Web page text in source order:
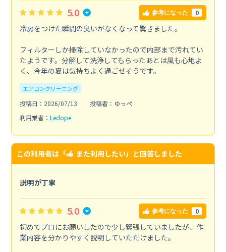
5.0 参考になった 0
冷房をつけた瞬間の臭いがなくなって驚きました。
フィルターしか掃除していなかったので内部まで汚れてい
たようです。分解して洗浄してもらったあとは風も心地よ
く、今年の夏は気持ちよく過ごせそうです。
エアコンクリーニング
投稿日：2026/07/13
投稿者：ゆっぺ
利用業者： Ledope
この利用者は「 また利用したい」と回答しました
説明が丁寧
5.0 参考になった 0
初めてプロにお願いしたので少し緊張していましたが、作
業内容を分かりやすく説明していただけました。